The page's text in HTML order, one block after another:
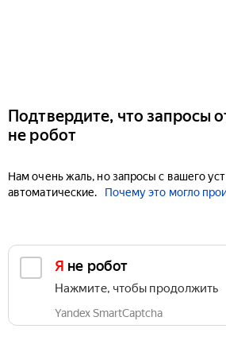
Подтвердите, что запросы
не робот
Нам очень жаль, но запросы с вашего
автоматические.
Почему это могло
Я не робот
Нажмите, чтобы продолжить
Yandex SmartCaptcha